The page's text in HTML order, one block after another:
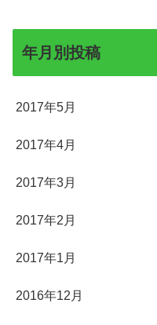
年月別投稿
2017年5月
2017年4月
2017年3月
2017年2月
2017年1月
2016年12月